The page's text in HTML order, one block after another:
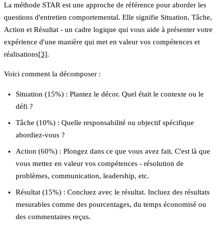
La méthode STAR est une approche de référence pour aborder les
questions d'entretien comportemental. Elle signifie Situation, Tâche,
Action et Résultat - un cadre logique qui vous aide à présenter votre
expérience d'une manière qui met en valeur vos compétences et
réalisations[3].
Voici comment la décomposer :
Situation (15%) : Plantez le décor. Quel était le contexte ou le
défi ?
Tâche (10%) : Quelle responsabilité ou objectif spécifique
abordiez-vous ?
Action (60%) : Plongez dans ce que vous avez fait. C'est là que
vous mettez en valeur vos compétences - résolution de
problèmes, communication, leadership, etc.
Résultat (15%) : Concluez avec le résultat. Incluez des résultats
mesurables comme des pourcentages, du temps économisé ou
des commentaires reçus.